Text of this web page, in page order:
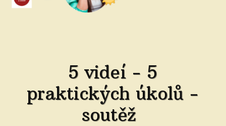
5 videí - 5
praktických úkolů -
soutěž